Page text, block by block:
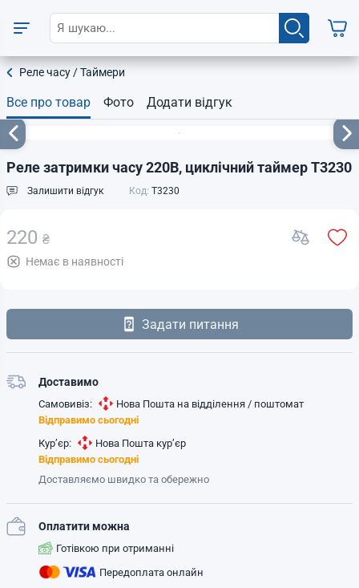
Реле часу / Таймери
Все про товар Фото Додати відгук
Реле затримки часу 220В, циклічний таймер T3230
Залишити відгук Код: T3230
220 ₴
Немає в наявності
Задати питання
Доставимо
Самовивіз:
Нова Пошта на відділення / поштомат
Відправимо сьогодні
Кур’єр:
Нова Пошта кур’єр
Відправимо сьогодні
Доставляємо швидко та обережно
Оплатити можна
Готівкою при отриманні
Передоплата онлайн